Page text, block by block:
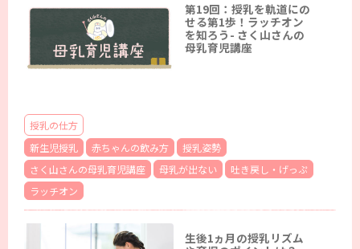
第19回：授乳を軌道にの
せる第1歩！ラッチオン
を知ろう- さく山さんの
母乳育児講座
授乳の仕方
新生児授乳
赤ちゃんの飲み方
授乳姿勢
さく山さんの母乳育児講座
母乳が出ない
吐き戻し・げっぷ
ラッチオン
生後1ヵ月の授乳リズム